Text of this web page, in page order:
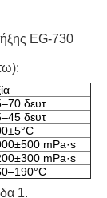
EG-730
δευτ
δευτ
mPa·s
mPa·s
1.